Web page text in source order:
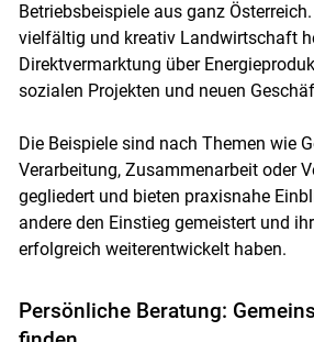
Betriebsbeispiele aus ganz
vielfältig und kreativ Landwirtschaft
Direktvermarktung über
sozialen Projekten und neuen
Die Beispiele sind nach Themen wie
Verarbeitung, Zusammenarbeit oder
gegliedert und bieten praxisnahe
andere den Einstieg gemeistert und
erfolgreich weiterentwickelt haben.
Persönliche Beratung: